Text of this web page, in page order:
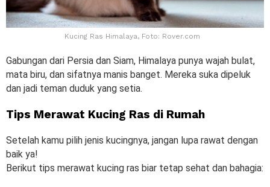
Kucing Ras Himalaya, Foto: Rover.com
Gabungan dari Persia dan Siam, Himalaya punya wajah bulat,
mata biru, dan sifatnya manis banget. Mereka suka dipeluk
dan jadi teman duduk yang setia.
Tips Merawat Kucing Ras di Rumah
Setelah kamu pilih jenis kucingnya, jangan lupa rawat dengan
baik ya!
Berikut tips merawat kucing ras biar tetap sehat dan bahagia: